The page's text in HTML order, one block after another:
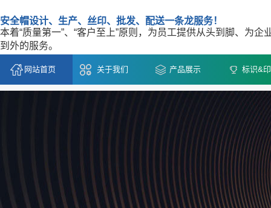
安全帽设计、生产、丝印、批发、配送一条龙服务！
本着“质量第一”、“客户至上”原则，为员工提供从头到脚、为企
到外的服务。
网站首页 关于我们 产品展示 标识&